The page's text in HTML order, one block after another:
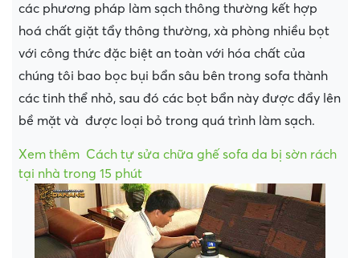
các phương pháp làm sạch thông thường kết hợp
hoá chất giặt tẩy thông thường, xà phòng nhiều bọt
với công thức đặc biệt an toàn với hóa chất của
chúng tôi bao bọc bụi bẩn sâu bên trong sofa thành
các tinh thể nhỏ, sau đó các bọt bẩn này được đẩy lên
bề mặt và được loại bỏ trong quá trình làm sạch.
Xem thêm Cách tự sửa chữa ghế sofa da bị sờn rách
tại nhà trong 15 phút